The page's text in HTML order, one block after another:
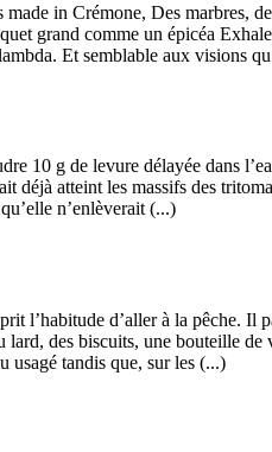
in Crémone, Des marbres,
grand comme un épicéa
Et semblable aux visions
10 g de levure délayée dans
déjà atteint les massifs des
n’enlèverait (...)
l’habitude d’aller à la pêche.
des biscuits, une bouteille
usagé tandis que, sur les (...)